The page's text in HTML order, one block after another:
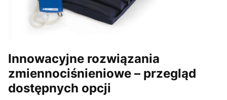
Innowacyjne rozwiązania
zmiennociśnieniowe – przegląd
dostępnych opcji